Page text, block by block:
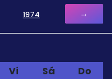
1974 →
Vi Sá
Do